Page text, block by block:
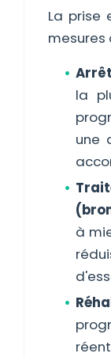
La prise
mesures
la
une
à